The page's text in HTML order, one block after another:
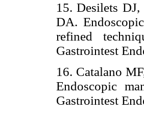
15. Desilets
DA.
refined
Gastrointest
16. Catalano
Endoscopic
Gastrointest